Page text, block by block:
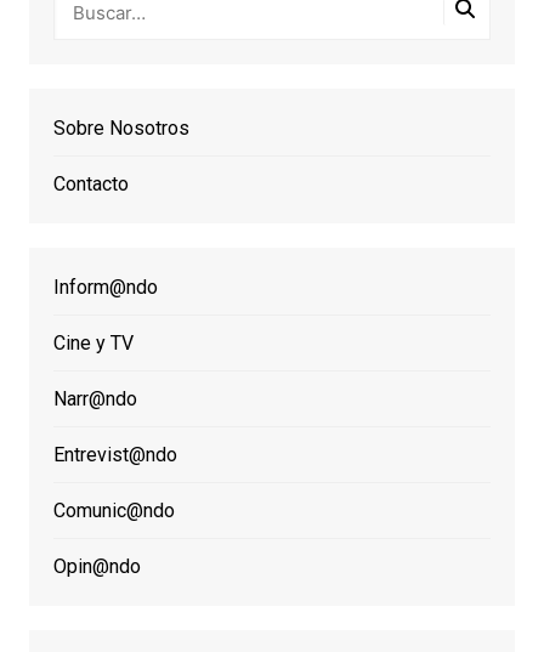
Sobre Nosotros
Contacto
Inform@ndo
Cine y TV
Narr@ndo
Entrevist@ndo
Comunic@ndo
Opin@ndo